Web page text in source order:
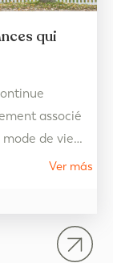
qui
associé
mode de vie
être et
la
Ver más